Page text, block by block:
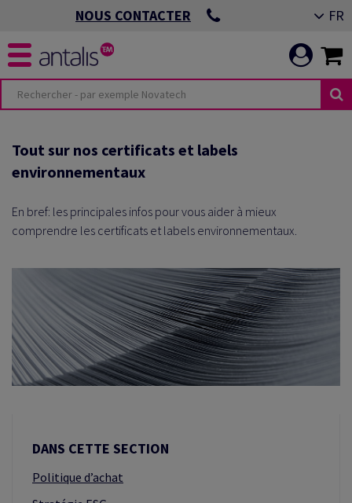
NOUS CONTACTER FR
BUREAU &
PERFORMANCE
Tout sur nos certificats et labels
environnementaux
En bref: les principales infos pour vous aider à mieux
comprendre les certificats et labels environnementaux.
DANS CETTE SECTION
Politique d’achat